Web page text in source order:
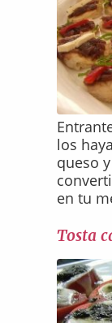
los
queso
en tu
Tosta